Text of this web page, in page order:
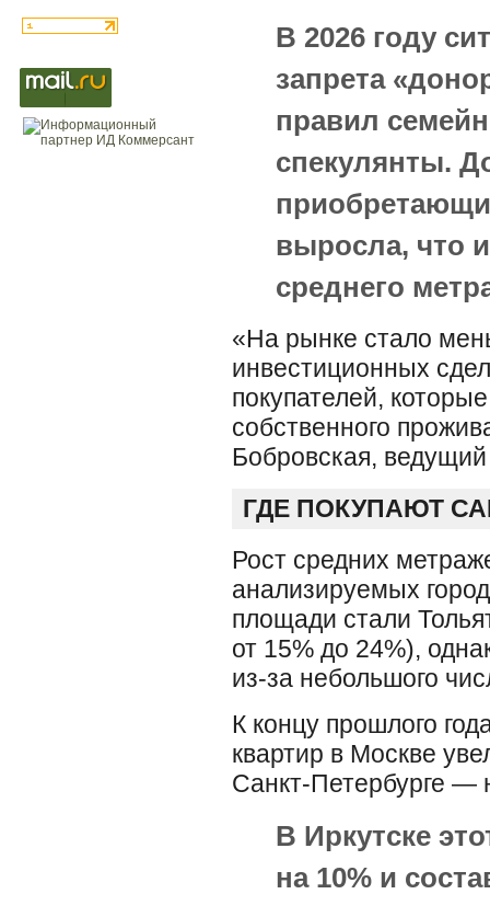
В 2026 году
запрета
правил
спекулянты.
выросла, что
среднего
«На рынке стало
инвестиционных
покупателей,
собственного
Бобровская,
ГДЕ ПОКУПАЮТ
Рост средних
анализируемых
площади стали
от 15% до 24%),
из-за небольшого
К концу прошлого
квартир в Москве
Санкт-Петербурге —
В Иркутске
на 10% и